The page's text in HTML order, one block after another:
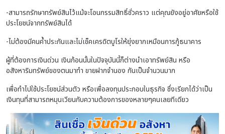
-สามารถรักษาทรัพย์สินไว้แม้จะโอนกรรมสิทธิ์ชั่วคราว แต่คุณยังอยู่อาศัยหรือใช้
ประโยชน์จากทรัพย์สินได้
-ไม่ต้องมีคนค้ำประกันและไม่เช็คเครดิตบูโรให้ยุ่งยากเหมือนการกู้ธนาคาร
ผู้ที่ต้องการเงินด่วน เงินก้อนนั้นในปัจจุบันนี้ก็ต่างนำเอาทรัพย์สิน หรือ
อสังหาริมทรัพย์ของตนมาทำ ขายฝากจำนอง กันเป็นจำนวนมาก
เพื่อทำไปใช้ประโยชน์ส่วนตัว หรือเพื่อลงทุนประกอบในธุรกิจ ซึ่งเรียกได้ว่าเป็น
เงินทุนที่สามารถหมุนเวียนกับความต้องการของหลายๆคนเลยทีเดียว